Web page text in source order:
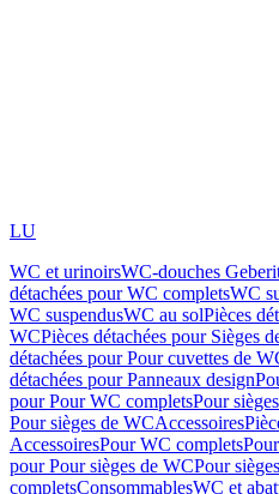
LU
WC et urinoirsWC-douches
détachées pour WC completsWC
WC suspendusWC au solPièces
WCPièces détachées pour Sièges
détachées pour Pour cuvettes de
détachées pour Panneaux design
pour Pour WC completsPour
Pour sièges de WCAccessoires
AccessoiresPour WC complets
pour Pour sièges de WCPour
completsConsommablesWC et